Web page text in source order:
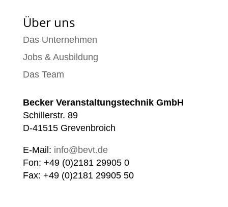
Über uns
Das Unternehmen
Jobs & Ausbildung
Das Team
Becker Veranstaltungstechnik GmbH
Schillerstr. 89
D-41515 Grevenbroich
E-Mail: info@bevt.de
Fon: +49 (0)2181 29905 0
Fax: +49 (0)2181 29905 50